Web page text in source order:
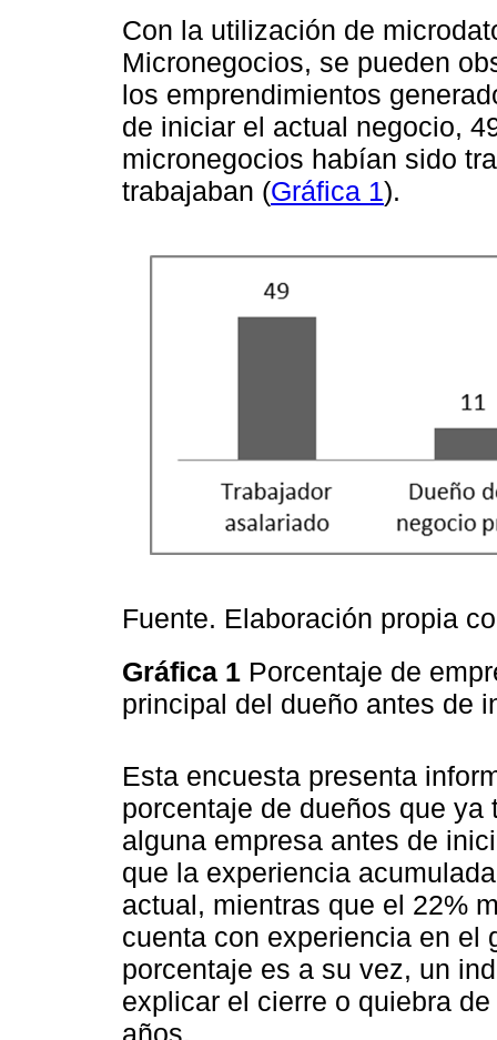
Con la utilización de
Micronegocios, se pueden
los emprendimientos
de iniciar el actual negocio,
micronegocios habían sido
trabajaban (Gráfica 1).
Fuente. Elaboración propia
Gráfica 1 Porcentaje de
principal del dueño antes de
Esta encuesta presenta
porcentaje de dueños que
alguna empresa antes de
que la experiencia
actual, mientras que el 22%
cuenta con experiencia en el
porcentaje es a su vez, un
explicar el cierre o quiebra
años.